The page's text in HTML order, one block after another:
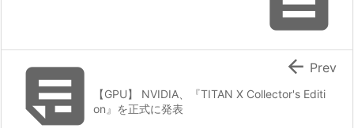
 【GPU】 NVIDIA、『TITAN X Collector's Editi
on』を正式に発表
 Prev